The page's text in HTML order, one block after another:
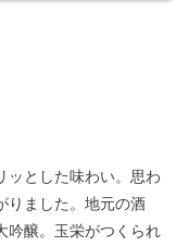
ッとした味わい。思わ
りました。地元の酒
吟醸。玉栄がつくられ